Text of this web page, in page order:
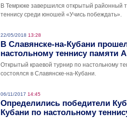
В Темрюке завершился открытый районный
теннису среди юношей «Учись побеждать».
22/05/2018 13:28
В Славянске-на-Кубани
настольному теннису памяти
Открытый краевой турнир по настольному
состоялся в Славянске-на-Кубани.
06/11/2017 14:45
Определились победители
Кубани по настольному